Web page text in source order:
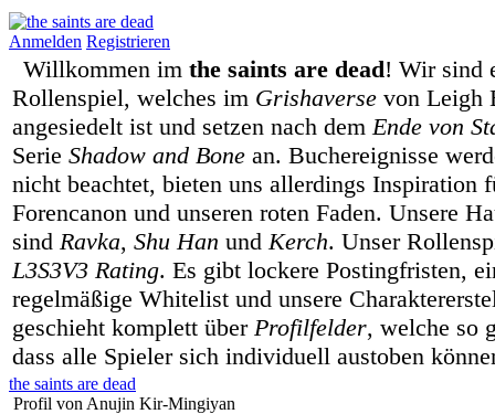
Anmelden Registrieren
Willkommen im the saints are dead! Wir sind
Rollenspiel, welches im Grishaverse von Leigh
angesiedelt ist und setzen nach demEnde von
Serie Shadow and Bone an. Buchereignisse
nicht beachtet, bieten uns allerdings Inspiration
Forencanon und unseren roten Faden. Unsere
sind Ravka, Shu Han undKerch. Unser
L3S3V3 Rating. Es gibt lockere Postingfristen,
regelmäßige Whitelist und unsere
geschieht komplett über Profilfelder, welche so
dass alle Spieler sich individuell austoben
the saints are dead
Profil von Anujin Kir-Mingiyan